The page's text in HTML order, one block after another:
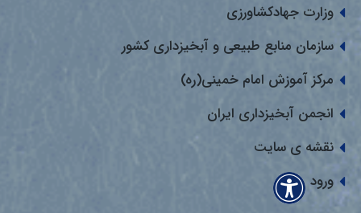
وزارت جهادکشاورزی
سازمان منابع طبیعی و آبخیزداری کشور
مرکز آموزش امام خمینی(ره)
انجمن آبخیزداری ایران
نقشه ی سایت
ورود